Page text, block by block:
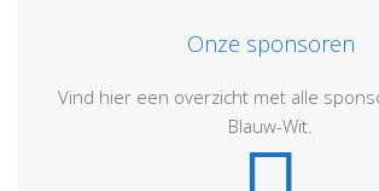
Onze sponsoren
Vind hier een overzicht met alle
Blauw-Wit.